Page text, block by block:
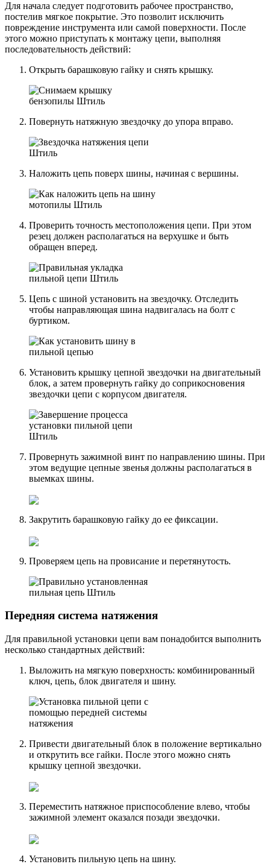
Для начала следует подготовить рабочее пространство,
постелив мягкое покрытие. Это позволит исключить
повреждение инструмента или самой поверхности. После
этого можно приступать к монтажу цепи, выполняя
последовательность действий:
Открыть барашковую гайку и снять крышку.
Повернуть натяжную звездочку до упора вправо.
Наложить цепь поверх шины, начиная с вершины.
Проверить точность местоположения цепи. При этом
резец должен располагаться на верхушке и быть
обращен вперед.
Цепь с шиной установить на звездочку. Отследить
чтобы направляющая шина надвигалась на болт с
буртиком.
Установить крышку цепной звездочки на двигательный
блок, а затем провернуть гайку до соприкосновения
звездочки цепи с корпусом двигателя.
Провернуть зажимной винт по направлению шины. При
этом ведущие цепные звенья должны располагаться в
выемках шины.
Закрутить барашковую гайку до ее фиксации.
Проверяем цепь на провисание и перетянутость.
Передняя система натяжения
Для правильной установки цепи вам понадобится выполнить
несколько стандартных действий:
Выложить на мягкую поверхность: комбинированный
ключ, цепь, блок двигателя и шину.
Привести двигательный блок в положение вертикально
и открутить все гайки. После этого можно снять
крышку цепной звездочки.
Переместить натяжное приспособление влево, чтобы
зажимной элемент оказался позади звездочки.
Установить пильную цепь на шину.